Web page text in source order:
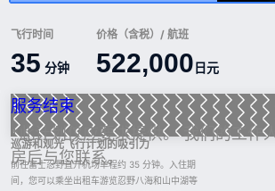
飞行时间
35 分钟
价格（含税）/ 航班
522,000日元
服务结束
*此计划仅应要求提供。 我们的工作
房后与您联系。
巡游和观光飞行计划的吸引力
前往富士忍野直升机场单程约 35 分钟。入住期
间，您可以乘坐出租车游览忍野八海和山中湖等